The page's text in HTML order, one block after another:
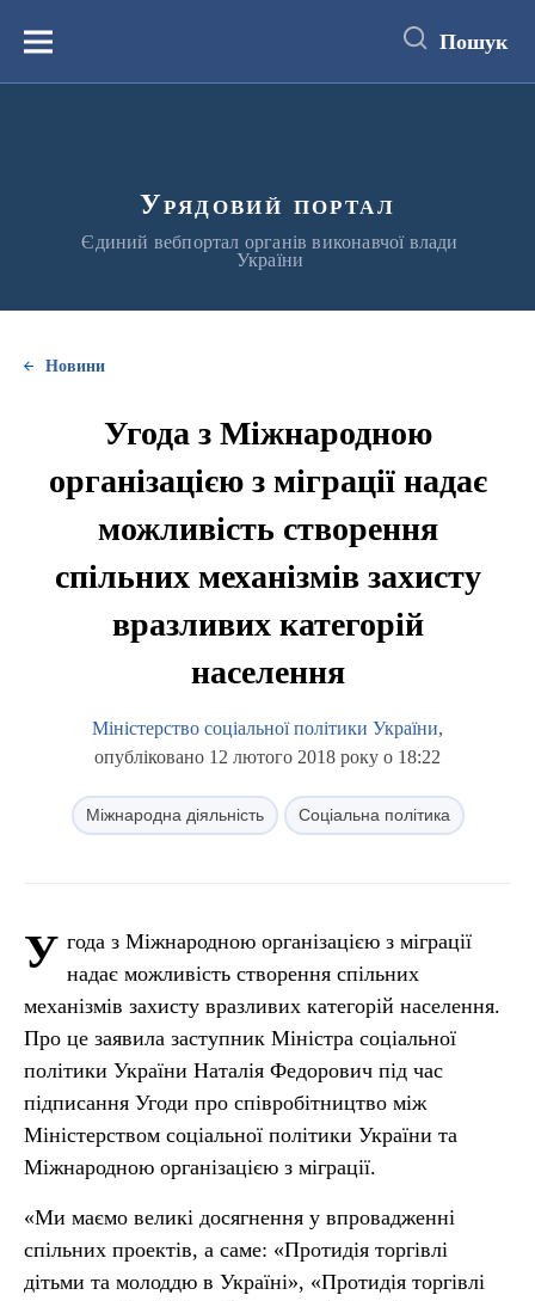
вмістуМеню Пошук
Урядовий портал
Єдиний вебпортал органів виконавчої влади
України
Новини
Угода з Міжнародною
організацією з міграції надає
можливість створення
спільних механізмів захисту
вразливих категорій
населення
Міністерство соціальної політики України,
опубліковано 12 лютого 2018 року о 18:22
Міжнародна діяльність Соціальна політика
У года з Міжнародною організацією з міграції
надає можливість створення спільних
механізмів захисту вразливих категорій населення.
Про це заявила заступник Міністра соціальної
політики України Наталія Федорович під час
підписання Угоди про співробітництво між
Міністерством соціальної політики України та
Міжнародною організацією з міграції.
«Ми маємо великі досягнення у впровадженні
спільних проектів, а саме: «Протидія торгівлі
дітьми та молоддю в Україні», «Протидія торгівлі